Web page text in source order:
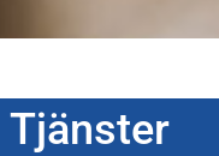
Tjänster